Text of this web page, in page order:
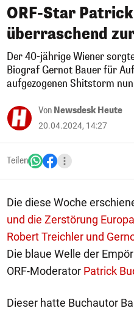
ORF-Star
überraschend
Der 40-jährige Wiener
Biograf Gernot Bauer für
aufgezogenen Shitstorm
Von Newsdesk Heute
20.04.2024, 14:27
Teilen
Die diese Woche
und die Zerstörung
Robert Treichler und
Die blaue Welle der
ORF-Moderator Patrick
Dieser hatte Buchautor